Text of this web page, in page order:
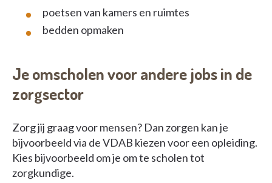
poetsen van kamers en ruimtes
bedden opmaken
Je omscholen voor andere jobs in de
zorgsector
Zorg jij graag voor mensen? Dan zorgen kan je
bijvoorbeeld via de VDAB kiezen voor een opleiding.
Kies bijvoorbeeld om je om te scholen tot
zorgkundige.